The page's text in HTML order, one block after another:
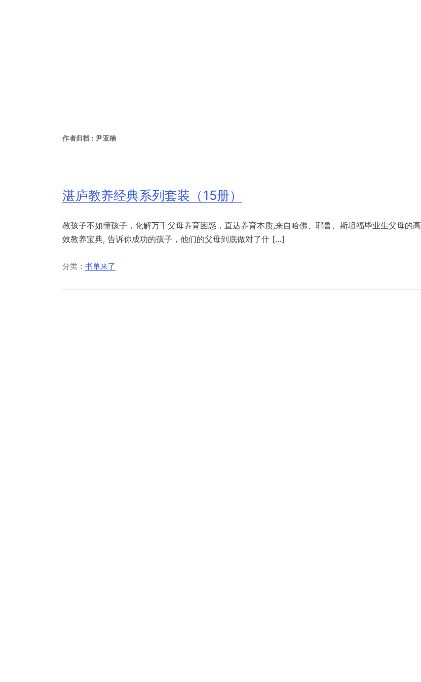
作者归档：尹亚楠
湛庐教养经典系列套装（15册）
教孩子不如懂孩子，化解万千父母养育困惑，直达养育本质,来自哈佛、耶鲁、斯坦福毕业生父母的高
效教养宝典, 告诉你成功的孩子，他们的父母到底做对了什 […]
分类：书单来了